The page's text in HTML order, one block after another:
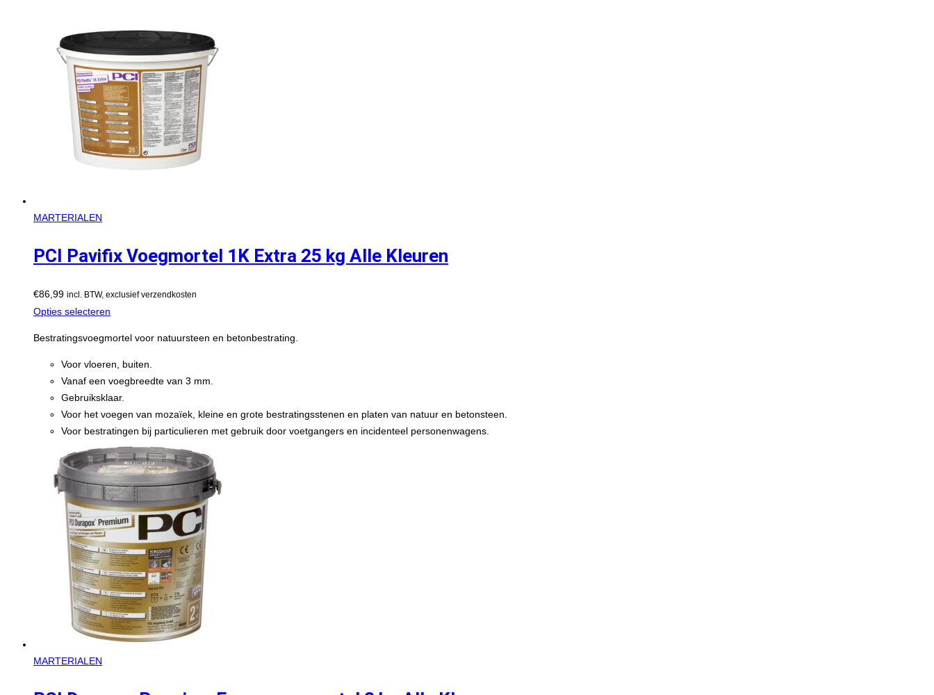
MARTERIALEN
PCI Pavifix Voegmortel 1K Extra 25 kg Alle Kleuren
€86,99 incl. BTW, exclusief verzendkosten
Opties selecteren
Bestratingsvoegmortel voor natuursteen en betonbestrating.
Voor vloeren, buiten.
Vanaf een voegbreedte van 3 mm.
Gebruiksklaar.
Voor het voegen van mozaïek, kleine en grote bestratingsstenen en platen van natuur en betonsteen.
Voor bestratingen bij particulieren met gebruik door voetgangers en incidenteel personenwagens.
MARTERIALEN